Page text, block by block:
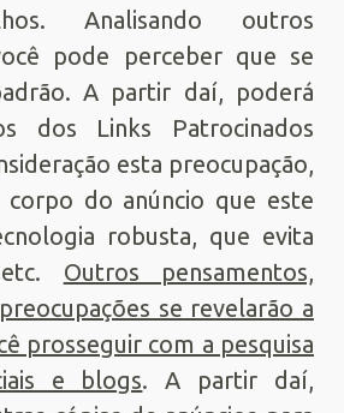
Analisando outros
pode perceber que se
A partir daí, poderá
dos Links Patrocinados
esta preocupação,
corpo do anúncio que este
robusta, que evita
Outros pensamentos,
se revelarão a
prosseguir com a pesquisa
e blogs. A partir daí,